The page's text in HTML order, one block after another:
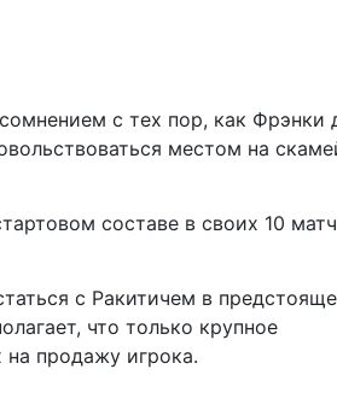
с тех пор, как Фрэнки
местом на
составе в своих 10
с Ракитичем в
что только крупное
на продажу игрока.